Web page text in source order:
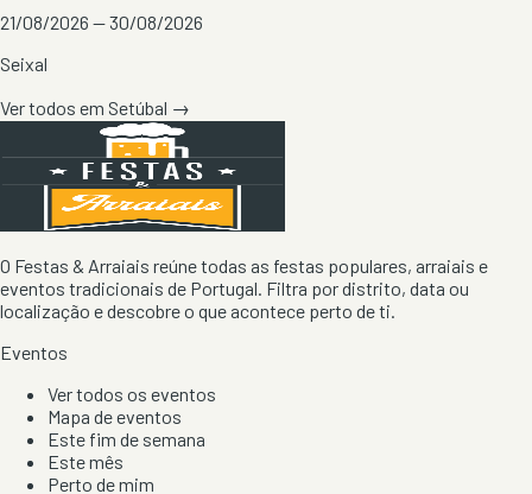
21/08/2026 — 30/08/2026
Seixal
Ver todos em Setúbal →
O Festas & Arraiais reúne todas as festas populares, arraiais e
eventos tradicionais de Portugal. Filtra por distrito, data ou
localização e descobre o que acontece perto de ti.
Eventos
Ver todos os eventos
Mapa de eventos
Este fim de semana
Este mês
Perto de mim